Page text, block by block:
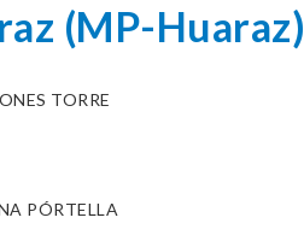
(MP-Huaraz)
TORRE
PÓRTELLA